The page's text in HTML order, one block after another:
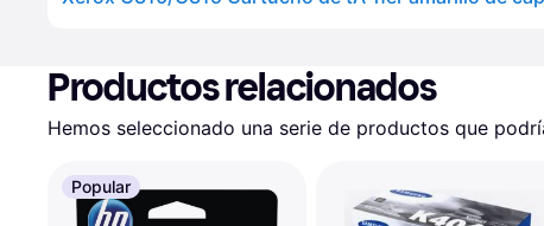
Productos relacionados
Hemos seleccionado una serie de productos que
Popular